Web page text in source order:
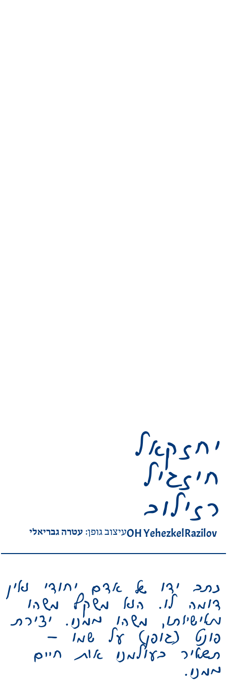
יחזקאל
חיזגיל
רזילוב
OH YehezkelRazilovעיצוב גופן: עטרה גבריאלי
כתב ידו של אדם יחודי ואין
דומה לו. הוא משקף משהו
מאישיותו, משהו ממנו. יצירת
פונט (גופן) על שמו –
תשאיר בעולמנו אות חיים
ממנו.